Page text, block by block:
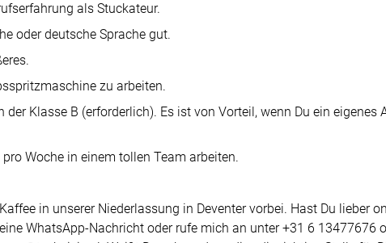
als Stuckateur.
oder deutsche Sprache gut.
zu arbeiten.
der Klasse B (erforderlich). Es ist von Vorteil, wenn Du ein eigenes
Woche in einem tollen Team arbeiten.
in unserer Niederlassung in Deventer vorbei. Hast Du lieber
WhatsApp-Nachricht oder rufe mich an unter +31 6 13477676